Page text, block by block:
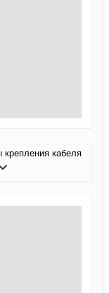
крепления кабеля